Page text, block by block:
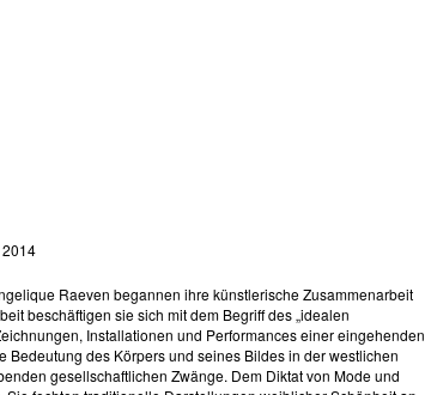
Raeven begannen ihre künstlerische Zusammenarbeit
beschäftigen sie sich mit dem Begriff des „idealen
Installationen und Performances einer eingehenden
Bedeutung des Körpers und seines Bildes in der westlichen
gesellschaftlichen Zwänge. Dem Diktat von Mode und